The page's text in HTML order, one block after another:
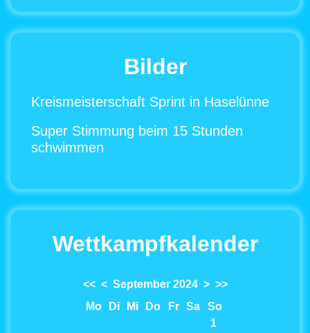
Bilder
Kreismeisterschaft Sprint in Haselünne
Super Stimmung beim 15 Stunden
schwimmen
Wettkampfkalender
<< < September 2024 > >>
Mo
Di Mi Do Fr Sa
So
1